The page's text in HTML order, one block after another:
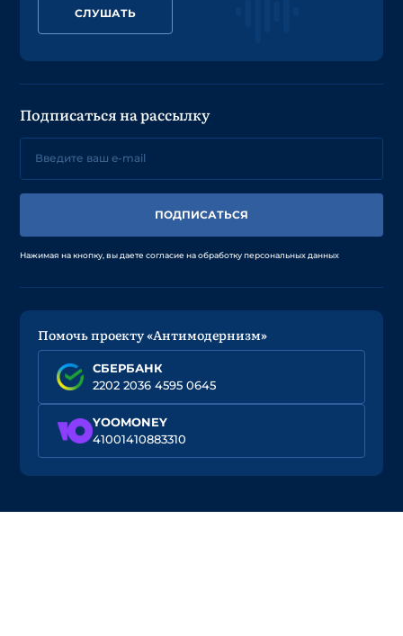
СЛУШАТЬ
Подписаться на рассылку
ПОДПИСАТЬСЯ
Нажимая на кнопку, вы даете согласие на обработку персональных данных
Помочь проекту «Антимодернизм»
СБЕРБАНК
2202 2036 4595 0645
YOOMONEY
41001410883310